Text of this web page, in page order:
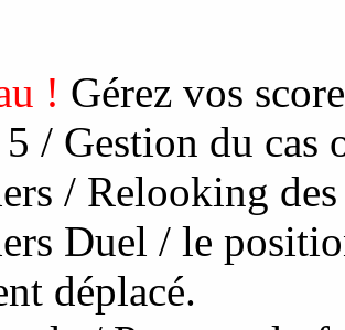
! Gérez vos
/ Gestion du cas
/ Relooking
Duel / le
déplacé.